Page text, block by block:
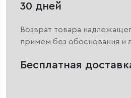
30 дней
Возврат товара
примем без обоснования и
Бесплатная